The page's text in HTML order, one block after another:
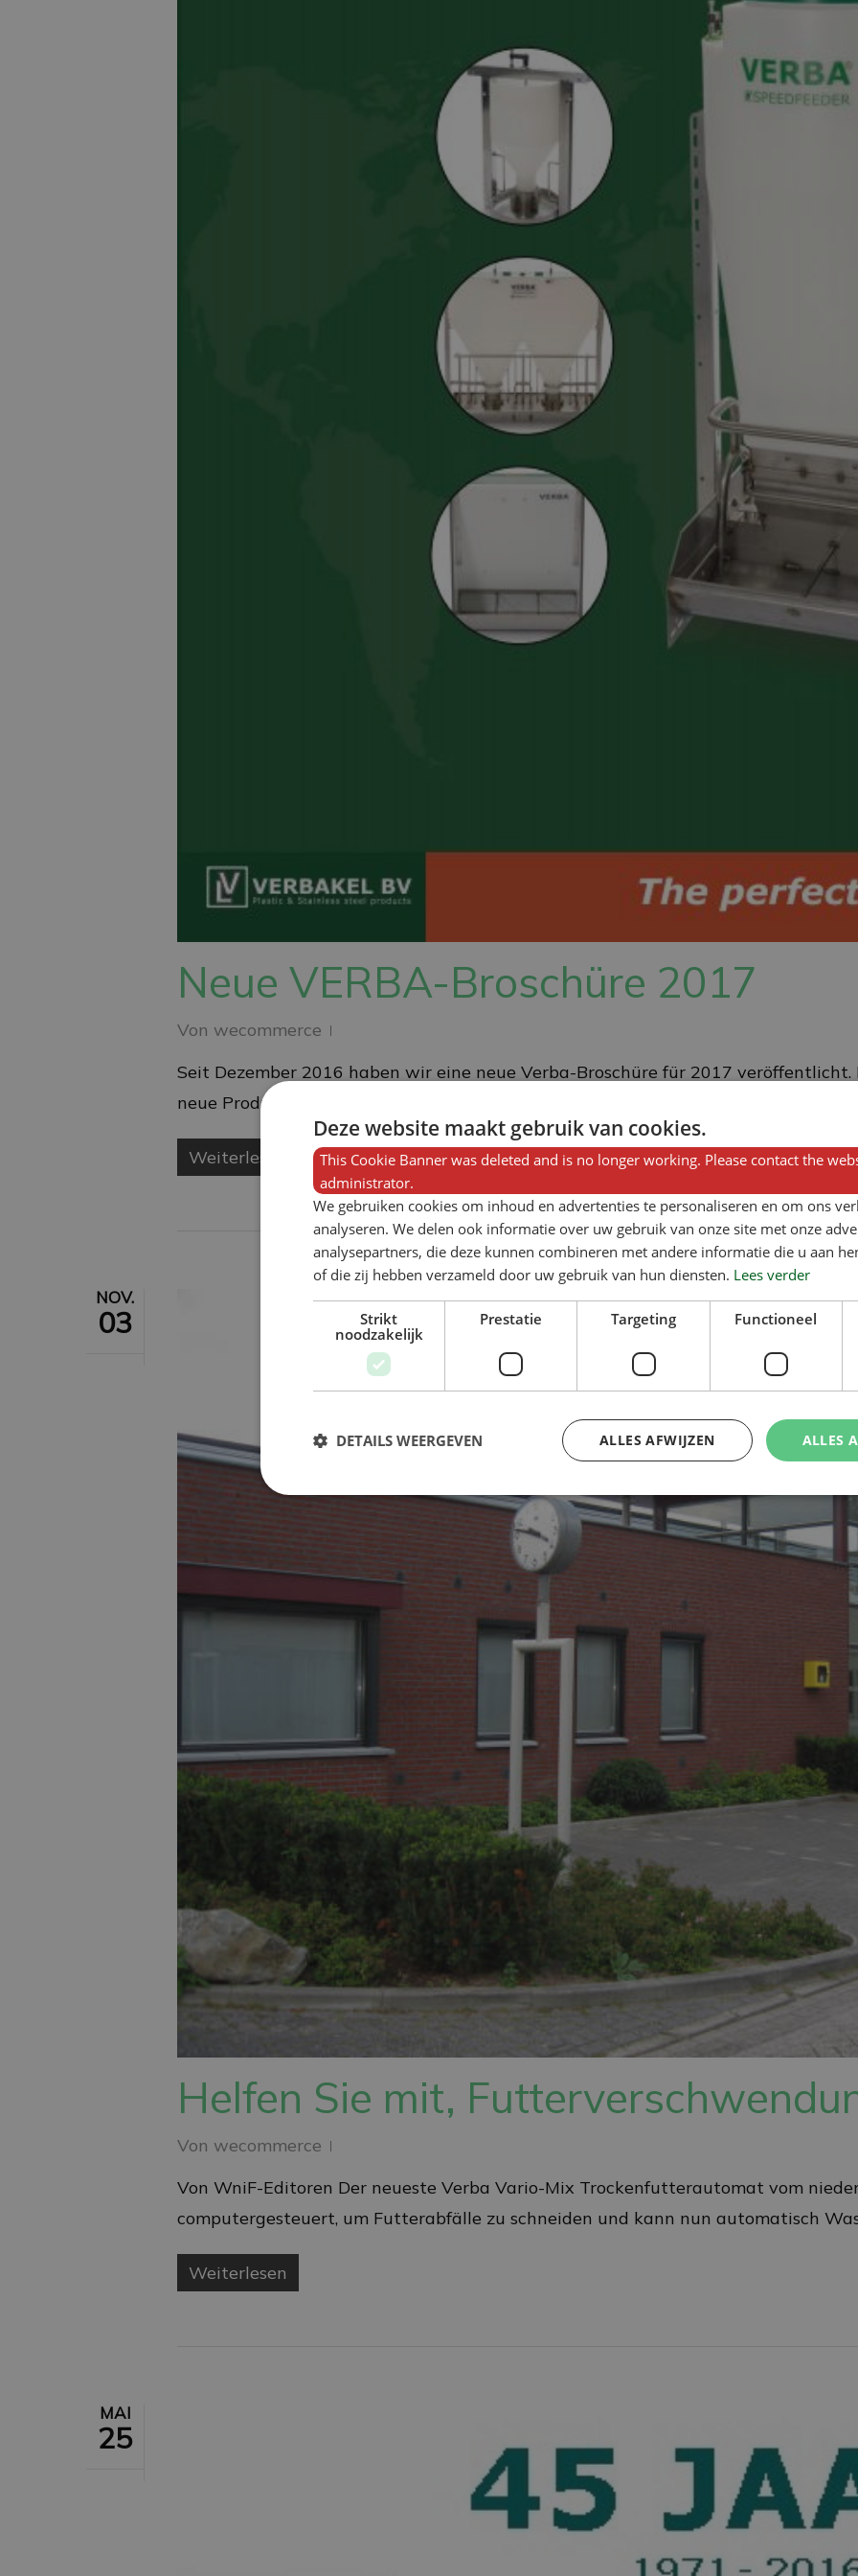
Neue VERBA-Broschüre 2017
Von wecommerce
Seit Dezember 2016 haben wir eine neue Verba-Broschüre für 2017
neue Produkte vorgestellt und verschiedene Anpassungen an bestehende
Weiterlesen
NOV.
03
Helfen Sie mit,
Von wecommerce
Von WniF-Editoren Der neueste Verba Vario-Mix Trockenfutterautomat vom
computergesteuert, um Futterabfälle zu schneiden und kann nun automatisch
Weiterlesen
MAI
25
Deze website maakt gebruik van cookies.
This Cookie Banner was deleted and is no longer working. Please contact the
administrator.
We gebruiken cookies om inhoud en advertenties te personaliseren en om ons
analyseren. We delen ook informatie over uw gebruik van onze site met onze
analysepartners, die deze kunnen combineren met andere informatie die u aan
of die zij hebben verzameld door uw gebruik van hun diensten. Lees verder
Strikt
noodzakelijk
Prestatie Targeting Functioneel
ALLES
ALLES AFWIJZEN
DETAILS WEERGEVEN